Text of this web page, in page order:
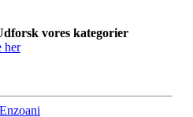
vores kategorier
her